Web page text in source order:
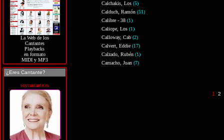
La Web de los
Cantantes
Playbacks
en formato
MIDI y MP3
¿Eres Cantante?
soycantante.es
Calchakis, Los(5)
Calduch, Ramón(51)
Calibre - 38(1)
Caliope, Los(1)
Calloway, Cab(2)
Calvert, Eddie(17)
Calzado, Rubén(1)
Camacho, Juan(7)
1 2